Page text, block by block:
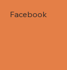
Facebook